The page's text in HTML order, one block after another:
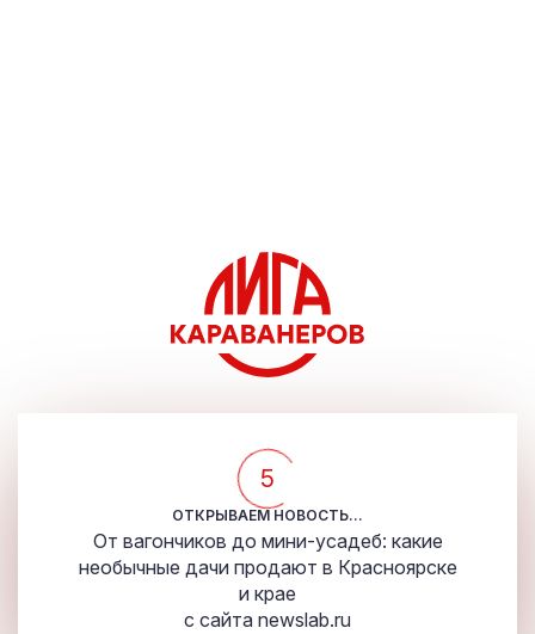
5
ОТКРЫВАЕМ НОВОСТЬ...
От вагончиков до мини-усадеб: какие
необычные дачи продают в Красноярске
и крае
с сайта newslab.ru